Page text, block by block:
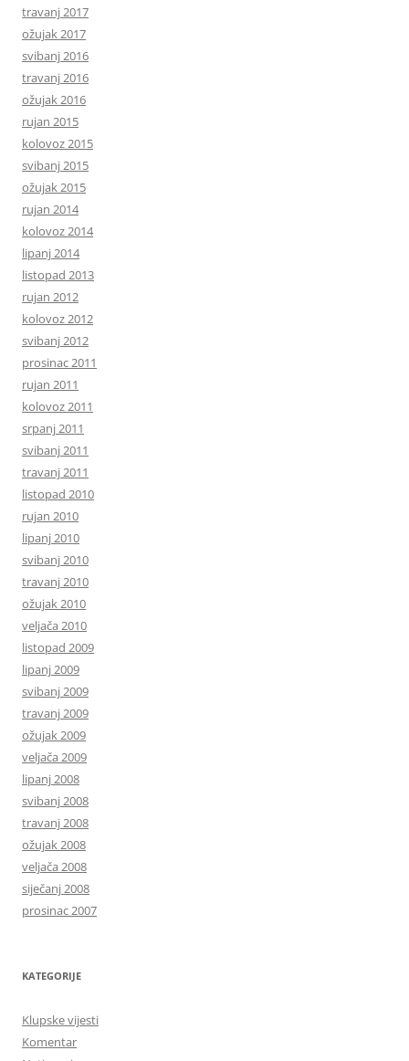
travanj 2017
ožujak 2017
svibanj 2016
travanj 2016
ožujak 2016
rujan 2015
kolovoz 2015
svibanj 2015
ožujak 2015
rujan 2014
kolovoz 2014
lipanj 2014
listopad 2013
rujan 2012
kolovoz 2012
svibanj 2012
prosinac 2011
rujan 2011
kolovoz 2011
srpanj 2011
svibanj 2011
travanj 2011
listopad 2010
rujan 2010
lipanj 2010
svibanj 2010
travanj 2010
ožujak 2010
veljača 2010
listopad 2009
lipanj 2009
svibanj 2009
travanj 2009
ožujak 2009
veljača 2009
lipanj 2008
svibanj 2008
travanj 2008
ožujak 2008
veljača 2008
siječanj 2008
prosinac 2007
KATEGORIJE
Klupske vijesti
Komentar